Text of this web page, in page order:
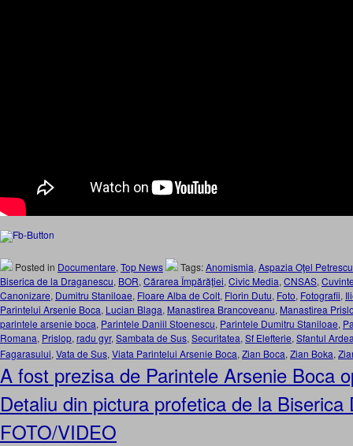
Posted in Documentare, Top News Tags:Anomismia, Aspazia Oţel Petrescu
Biserica de la Draganescu, BOR, Cărarea Împărăţiei, Civic Media, CNSAS,
Canonizare, Dumitru Staniloae, Floare Alba de Colt, Florin Dutu, Foto, Fotografii,
Parintelui Arsenie Boca, Lucian Blaga, Manastirea Brancoveanu, Manastirea
parintele arsenie boca, Parintele Daniil Stoenescu, Parintele Dumitru Staniloae,
Romana, Prislop, radu gyr, Sambata de Sus, Securitatea, Sf Elefterie, Sfantul
Fagarasului, Vata de Sus, Viata Parintelui Arsenie Boca, Zian Boca, Zian Boka,
A fost prezisa de Parintele Arsenie Boca
Detaliu din pictura profetica de la Biserica
FOTO/VIDEO